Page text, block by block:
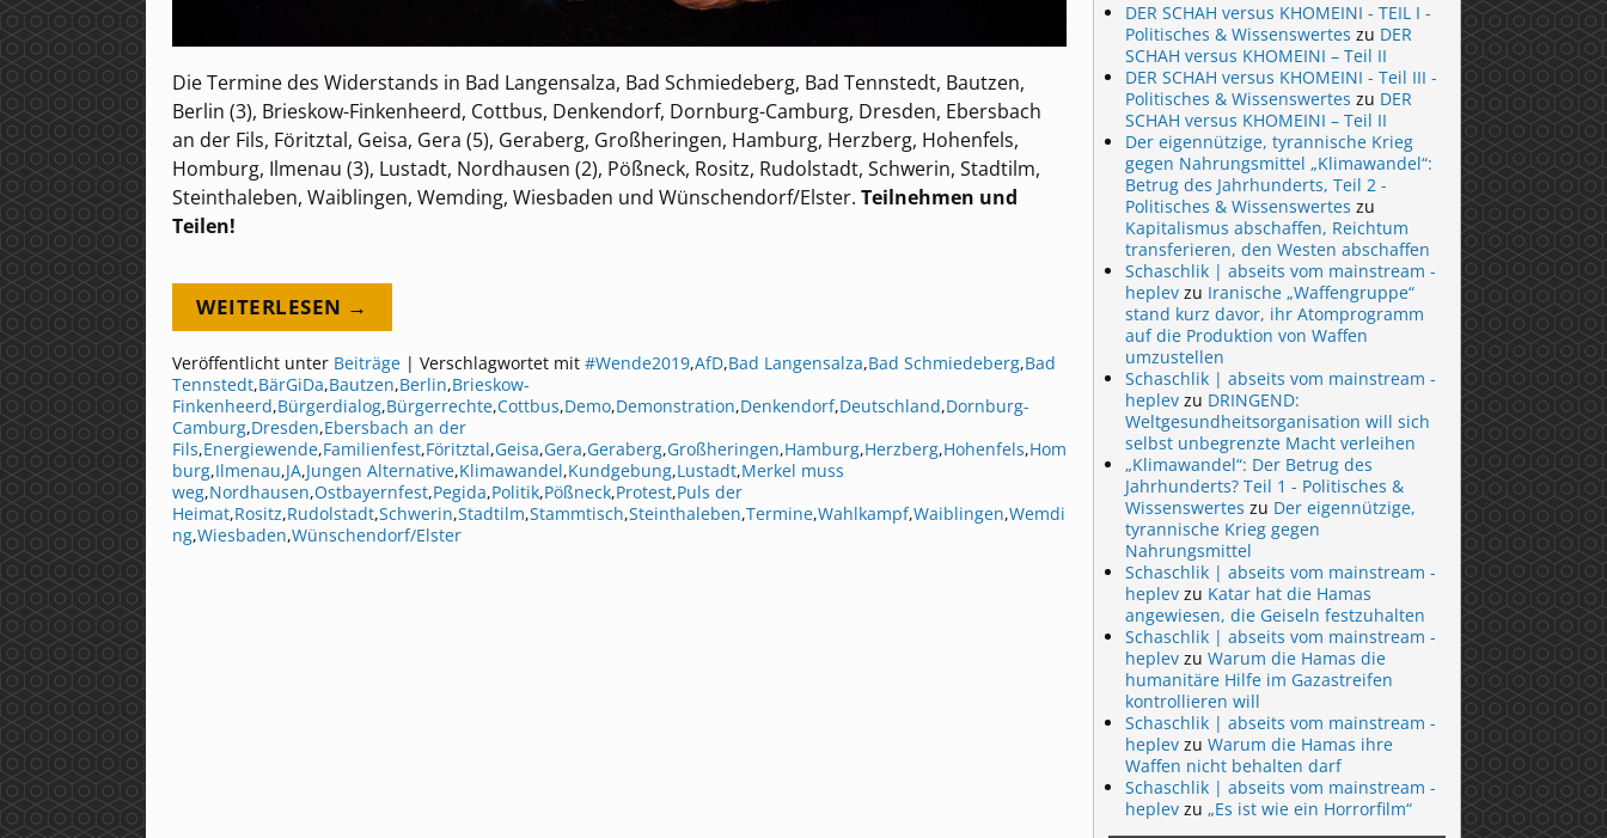
Die Termine des Widerstands in Bad Langensalza, Bad Schmiedeberg, Bad Tennstedt, Bautzen,
Berlin (3), Brieskow-Finkenheerd, Cottbus, Denkendorf, Dornburg-Camburg, Dresden, Ebersbach
an der Fils, Föritztal, Geisa, Gera (5), Geraberg, Großheringen, Hamburg, Herzberg, Hohenfels,
Homburg, Ilmenau (3), Lustadt, Nordhausen (2), Pößneck, Rositz, Rudolstadt, Schwerin, Stadtilm,
Steinthaleben, Waiblingen, Wemding, Wiesbaden und Wünschendorf/Elster. Teilnehmen und
Teilen!
WEITERLESEN →
Veröffentlicht unter Beiträge | Verschlagwortet mit #Wende2019,AfD,Bad Langensalza,Bad Schmiedeberg,Bad
Tennstedt,BärGiDa,Bautzen,Berlin,Brieskow-
Finkenheerd,Bürgerdialog,Bürgerrechte,Cottbus,Demo,Demonstration,Denkendorf,Deutschland,Dornburg-
Camburg,Dresden,Ebersbach an der
Fils,Energiewende,Familienfest,Föritztal,Geisa,Gera,Geraberg,Großheringen,Hamburg,Herzberg,Hohenfels,Hom
burg,Ilmenau,JA,Jungen Alternative,Klimawandel,Kundgebung,Lustadt,Merkel muss
weg,Nordhausen,Ostbayernfest,Pegida,Politik,Pößneck,Protest,Puls der
Heimat,Rositz,Rudolstadt,Schwerin,Stadtilm,Stammtisch,Steinthaleben,Termine,Wahlkampf,Waiblingen,Wemdi
ng,Wiesbaden,Wünschendorf/Elster
DER SCHAH versus KHOMEINI - TEIL I -
Politisches & Wissenswertes zu DER
SCHAH versus KHOMEINI – Teil II
DER SCHAH versus KHOMEINI - Teil III -
Politisches & Wissenswertes zu DER
SCHAH versus KHOMEINI – Teil II
Der eigennützige, tyrannische Krieg
gegen Nahrungsmittel „Klimawandel“:
Betrug des Jahrhunderts, Teil 2 -
Politisches & Wissenswertes zu
Kapitalismus abschaffen, Reichtum
transferieren, den Westen abschaffen
Schaschlik | abseits vom mainstream -
heplev zu Iranische „Waffengruppe“
stand kurz davor, ihr Atomprogramm
auf die Produktion von Waffen
umzustellen
Schaschlik | abseits vom mainstream -
heplev zu DRINGEND:
Weltgesundheitsorganisation will sich
selbst unbegrenzte Macht verleihen
„Klimawandel“: Der Betrug des
Jahrhunderts? Teil 1 - Politisches &
Wissenswertes zu Der eigennützige,
tyrannische Krieg gegen
Nahrungsmittel
Schaschlik | abseits vom mainstream -
heplev zu Katar hat die Hamas
angewiesen, die Geiseln festzuhalten
Schaschlik | abseits vom mainstream -
heplev zu Warum die Hamas die
humanitäre Hilfe im Gazastreifen
kontrollieren will
Schaschlik | abseits vom mainstream -
heplev zu Warum die Hamas ihre
Waffen nicht behalten darf
Schaschlik | abseits vom mainstream -
heplev zu „Es ist wie ein Horrorfilm“